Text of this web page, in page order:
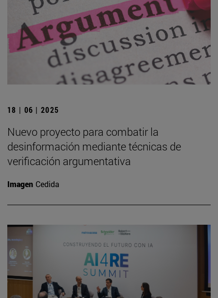
18 | 06 | 2025
Nuevo proyecto para combatir la
desinformación mediante técnicas de
verificación argumentativa
Imagen Cedida